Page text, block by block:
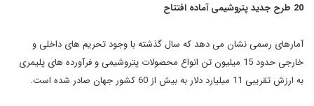
20 طرح جدید پتروشیمی آماده افتتاح
آمارهای رسمی نشان می دهد که سال گذشته با وجود تحریم های داخلی و
خارجی حدود 15 میلیون تن انواع محصولات پتروشیمی و فرآورده های پلیمری
به ارزش تقریبی 11 میلیارد دلار به بیش از 60 کشور جهان صادر شده است.